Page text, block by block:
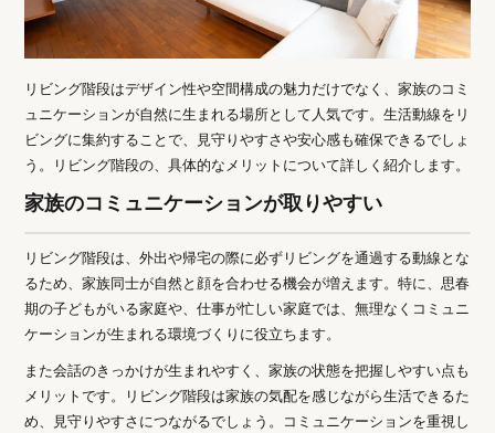
リビング階段はデザイン性や空間構成の魅力だけでなく、家族のコミ
ュニケーションが自然に生まれる場所として人気です。生活動線をリ
ビングに集約することで、見守りやすさや安心感も確保できるでしょ
う。リビング階段の、具体的なメリットについて詳しく紹介します。
家族のコミュニケーションが取りやすい
リビング階段は、外出や帰宅の際に必ずリビングを通過する動線とな
るため、家族同士が自然と顔を合わせる機会が増えます。特に、思春
期の子どもがいる家庭や、仕事が忙しい家庭では、無理なくコミュニ
ケーションが生まれる環境づくりに役立ちます。
また会話のきっかけが生まれやすく、家族の状態を把握しやすい点も
メリットです。リビング階段は家族の気配を感じながら生活できるた
め、見守りやすさにつながるでしょう。コミュニケーションを重視し